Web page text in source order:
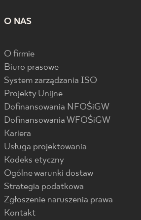
O NAS
O firmie
Biuro prasowe
System zarządzania ISO
Projekty Unijne
Dofinansowania NFOŚiGW
Dofinansowania WFOŚiGW
Kariera
Usługa projektowania
Kodeks etyczny
Ogólne warunki dostaw
Strategia podatkowa
Zgłoszenie naruszenia prawa
Kontakt